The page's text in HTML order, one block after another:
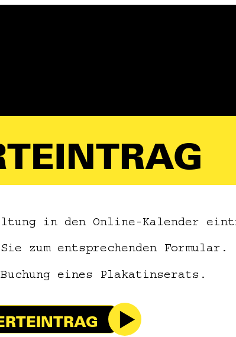
in den Online-Kalender
zum entsprechenden Formular.
eines Plakatinserats.